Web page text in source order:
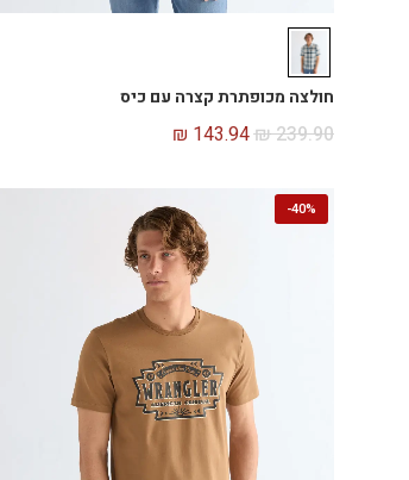
חולצה מכופתרת קצרה עם כיס
₪239.90
₪ 143.94
40%
-